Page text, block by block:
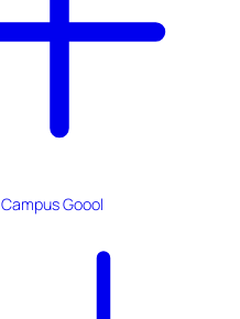
Campus Goool